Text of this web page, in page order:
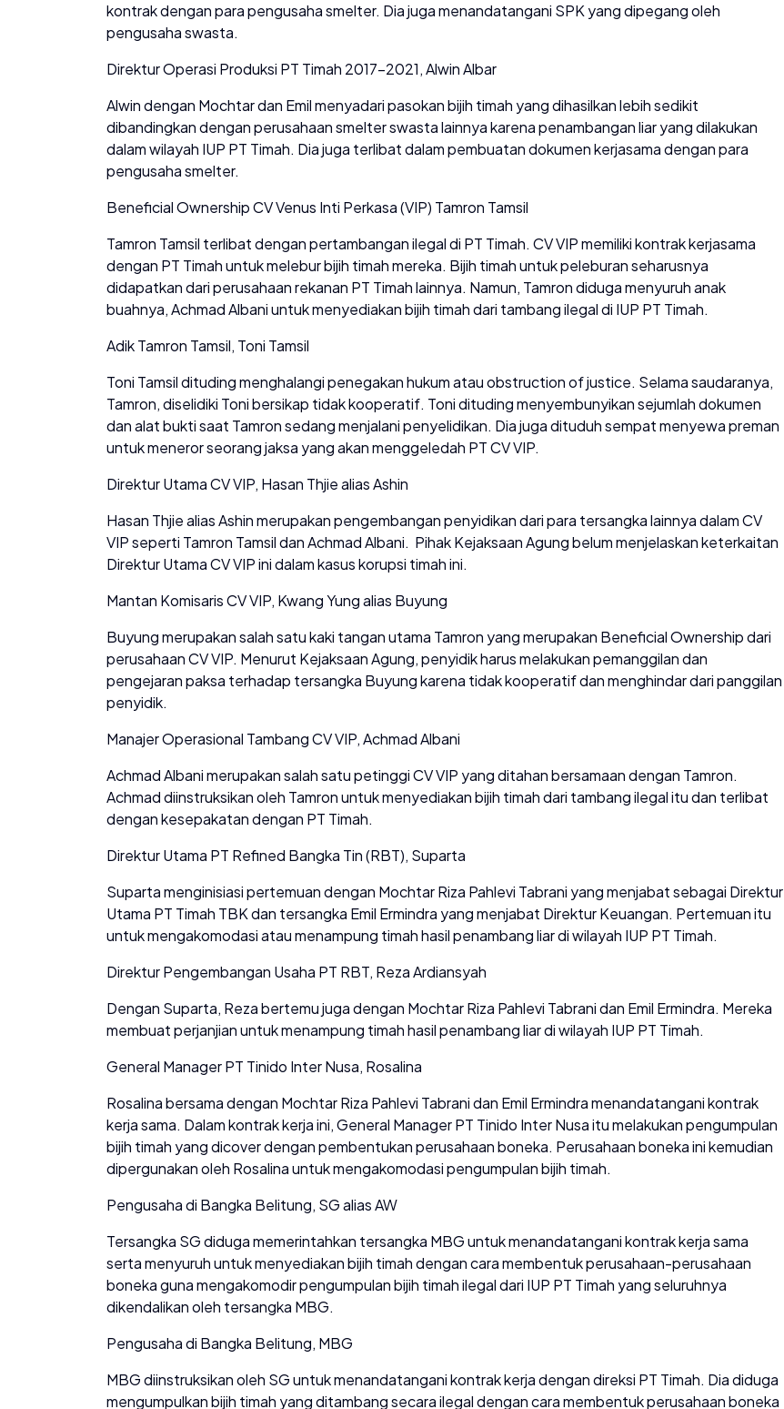
kontrak dengan para pengusaha smelter. Dia juga menandatangani SPK yang dipegang oleh
pengusaha swasta.
Direktur Operasi Produksi PT Timah 2017-2021, Alwin Albar
Alwin dengan Mochtar dan Emil menyadari pasokan bijih timah yang dihasilkan lebih sedikit
dibandingkan dengan perusahaan smelter swasta lainnya karena penambangan liar yang dilakukan
dalam wilayah IUP PT Timah. Dia juga terlibat dalam pembuatan dokumen kerjasama dengan para
pengusaha smelter.
Beneficial Ownership CV Venus Inti Perkasa (VIP) Tamron Tamsil
Tamron Tamsil terlibat dengan pertambangan ilegal di PT Timah. CV VIP memiliki kontrak kerjasama
dengan PT Timah untuk melebur bijih timah mereka. Bijih timah untuk peleburan seharusnya
didapatkan dari perusahaan rekanan PT Timah lainnya. Namun, Tamron diduga menyuruh anak
buahnya, Achmad Albani untuk menyediakan bijih timah dari tambang ilegal di IUP PT Timah.
Adik Tamron Tamsil, Toni Tamsil
Toni Tamsil dituding menghalangi penegakan hukum atau obstruction of justice. Selama saudaranya,
Tamron, diselidiki Toni bersikap tidak kooperatif. Toni dituding menyembunyikan sejumlah dokumen
dan alat bukti saat Tamron sedang menjalani penyelidikan. Dia juga dituduh sempat menyewa preman
untuk meneror seorang jaksa yang akan menggeledah PT CV VIP.
Direktur Utama CV VIP, Hasan Thjie alias Ashin
Hasan Thjie alias Ashin merupakan pengembangan penyidikan dari para tersangka lainnya dalam CV
VIP seperti Tamron Tamsil dan Achmad Albani. Pihak Kejaksaan Agung belum menjelaskan keterkaitan
Direktur Utama CV VIP ini dalam kasus korupsi timah ini.
Mantan Komisaris CV VIP, Kwang Yung alias Buyung
Buyung merupakan salah satu kaki tangan utama Tamron yang merupakan Beneficial Ownership dari
perusahaan CV VIP. Menurut Kejaksaan Agung, penyidik harus melakukan pemanggilan dan
pengejaran paksa terhadap tersangka Buyung karena tidak kooperatif dan menghindar dari panggilan
penyidik.
Manajer Operasional Tambang CV VIP, Achmad Albani
Achmad Albani merupakan salah satu petinggi CV VIP yang ditahan bersamaan dengan Tamron.
Achmad diinstruksikan oleh Tamron untuk menyediakan bijih timah dari tambang ilegal itu dan terlibat
dengan kesepakatan dengan PT Timah.
Direktur Utama PT Refined Bangka Tin (RBT), Suparta
Suparta menginisiasi pertemuan dengan Mochtar Riza Pahlevi Tabrani yang menjabat sebagai Direktur
Utama PT Timah TBK dan tersangka Emil Ermindra yang menjabat Direktur Keuangan. Pertemuan itu
untuk mengakomodasi atau menampung timah hasil penambang liar di wilayah IUP PT Timah.
Direktur Pengembangan Usaha PT RBT, Reza Ardiansyah
Dengan Suparta, Reza bertemu juga dengan Mochtar Riza Pahlevi Tabrani dan Emil Ermindra. Mereka
membuat perjanjian untuk menampung timah hasil penambang liar di wilayah IUP PT Timah.
General Manager PT Tinido Inter Nusa, Rosalina
Rosalina bersama dengan Mochtar Riza Pahlevi Tabrani dan Emil Ermindra menandatangani kontrak
kerja sama. Dalam kontrak kerja ini, General Manager PT Tinido Inter Nusa itu melakukan pengumpulan
bijih timah yang dicover dengan pembentukan perusahaan boneka. Perusahaan boneka ini kemudian
dipergunakan oleh Rosalina untuk mengakomodasi pengumpulan bijih timah.
Pengusaha di Bangka Belitung, SG alias AW
Tersangka SG diduga memerintahkan tersangka MBG untuk menandatangani kontrak kerja sama
serta menyuruh untuk menyediakan bijih timah dengan cara membentuk perusahaan-perusahaan
boneka guna mengakomodir pengumpulan bijih timah ilegal dari IUP PT Timah yang seluruhnya
dikendalikan oleh tersangka MBG.
Pengusaha di Bangka Belitung, MBG
MBG diinstruksikan oleh SG untuk menandatangani kontrak kerja dengan direksi PT Timah. Dia diduga
mengumpulkan bijih timah yang ditambang secara ilegal dengan cara membentuk perusahaan boneka